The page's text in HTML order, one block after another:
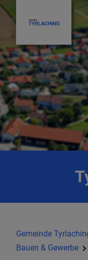
Gemeinde
Bauen & Gewerbe